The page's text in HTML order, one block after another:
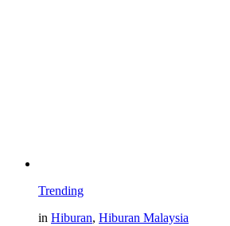
Trending
in Hiburan, Hiburan Malaysia